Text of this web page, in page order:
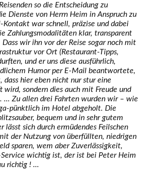
so die Entscheidung zu
Dienste von Herrn Heim in Anspruch zu
war schnell, präzise und dabei
Zahlungsmodalitäten klar, transparent
wir ihn vor der Reise sogar noch mit
vor Ort (Restaurant-Tipps,
und er uns diese ausführlich,
Humor per E-Mail beantwortete,
dass hier eben nicht nur stur eine
sondern dies auch mit Freude und
... Zu allen drei Fahrten wurden wir – wie
pünktlich im Hotel abgeholt. Die
bequem und in sehr gutem
lässt sich durch ermüdendes Feilschen
der Nutzung von überfüllten, niedrigen
sparen, wem aber Zuverlässigkeit,
wichtig ist, der ist bei Peter Heim
richtig ! ...